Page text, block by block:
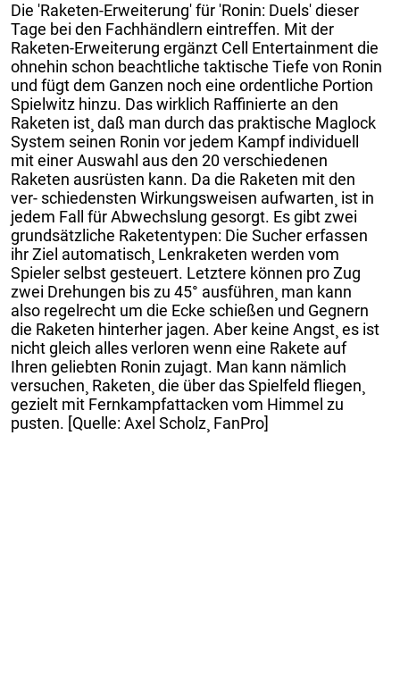
Die 'Raketen-Erweiterung' für 'Ronin: Duels' dieser
Tage bei den Fachhändlern eintreffen. Mit der
Raketen-Erweiterung ergänzt Cell Entertainment die
ohnehin schon beachtliche taktische Tiefe von Ronin
und fügt dem Ganzen noch eine ordentliche Portion
Spielwitz hinzu. Das wirklich Raffinierte an den
Raketen ist¸ daß man durch das praktische Maglock
System seinen Ronin vor jedem Kampf individuell
mit einer Auswahl aus den 20 verschiedenen
Raketen ausrüsten kann. Da die Raketen mit den
ver- schiedensten Wirkungsweisen aufwarten¸ ist in
jedem Fall für Abwechslung gesorgt. Es gibt zwei
grundsätzliche Raketentypen: Die Sucher erfassen
ihr Ziel automatisch¸ Lenkraketen werden vom
Spieler selbst gesteuert. Letztere können pro Zug
zwei Drehungen bis zu 45° ausführen¸ man kann
also regelrecht um die Ecke schießen und Gegnern
die Raketen hinterher jagen. Aber keine Angst¸ es ist
nicht gleich alles verloren wenn eine Rakete auf
Ihren geliebten Ronin zujagt. Man kann nämlich
versuchen¸ Raketen¸ die über das Spielfeld fliegen¸
gezielt mit Fernkampfattacken vom Himmel zu
pusten. [Quelle: Axel Scholz¸ FanPro]